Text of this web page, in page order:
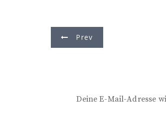
e
Prev
Deine E-Mail-Adresse